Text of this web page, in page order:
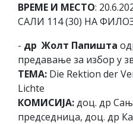
ВРЕМЕ И МЕСТО:
САЛИ 114 (30) НА
- др Жолт Папишта
предавање за избор у
ТЕМА: Die Rektion der
Lichte
КОМИСИЈА:доц. др
председница, доц. др